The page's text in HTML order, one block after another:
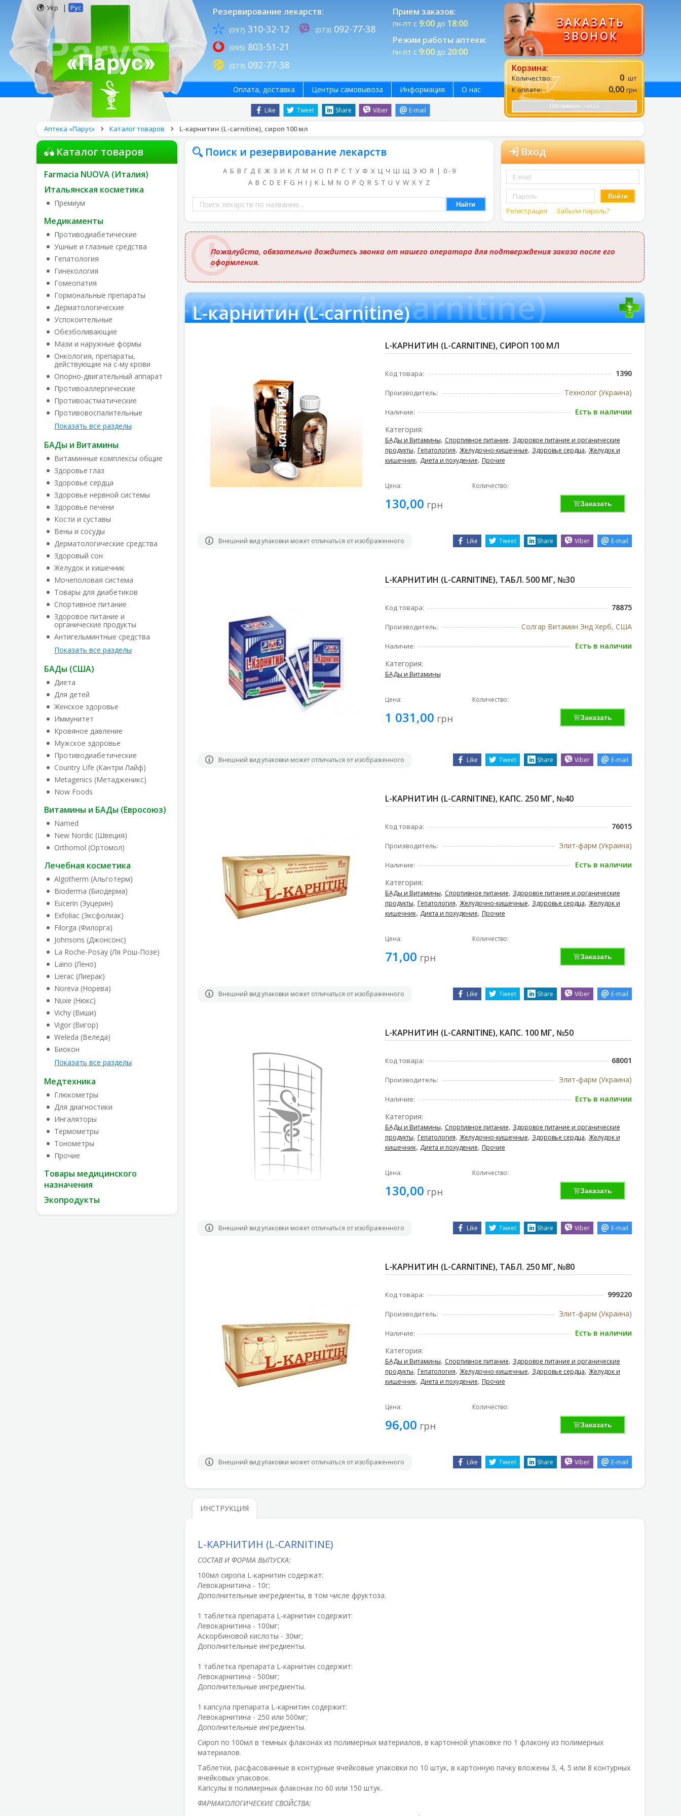
Укр | Рус Резервирование лекарств:
(097) 310-32-12
(095) 803-51-21
(073) 092-77-38
(073) 092-77-38
Прием заказов:
пн-пт с 9:00до 18:00
Режим работы аптеки:
пн-пт с 9:00до 20:00
ЗАКАЗАТЬ
ЗВОНОК
Корзина:
Количество: 0 шт
К оплате:
0,00 грн
Оформить заказ
Like Tweet Share Viber E-mail
Оплата, доставка Центры самовывоза Информация О нас
Аптека «Парус» Каталог товаров L-карнитин (L-carnitine), сироп 100 мл
Каталог товаров
Farmacia NUOVA (Италия)
Итальянская косметика
Премиум
Медикаменты
Противодиабетические
Ушные и глазные средства
Гепатология
Гинекология
Гомеопатия
Гормональные препараты
Дерматологические
Успокоительные
Обезболивающие
Мази и наружные формы
Онкология, препараты,
действующие на с-му крови
Опорно-двигательный аппарат
Противоаллергические
Противоастматические
Противовоспалительные
Показать все разделы
БАДы и Витамины
Витаминные комплексы общие
Здоровье глаз
Здоровье сердца
Здоровье нервной системы
Здоровье печени
Кости и суставы
Вены и сосуды
Дерматологические средства
Здоровый сон
Желудок и кишечник
Мочеполовая система
Товары для диабетиков
Спортивное питание
Здоровое питание и
органические продукты
Антигельминтные средства
Показать все разделы
БАДы (США)
Диета
Для детей
Женское здоровье
Иммунитет
Кровяное давление
Мужское здоровье
Противодиабетические
Country Life (Кантри Лайф)
Metagenics (Метадженикс)
Now Foods
Витамины и БАДы (Евросоюз)
Named
New Nordic (Швеция)
Orthomol (Ортомол)
Лечебная косметика
Algotherm (Альготерм)
Bioderma (Биодерма)
Eucerin (Эуцерин)
Exfoliac (Эксфолиак)
Filorga (Филорга)
Johnsons (Джонсонс)
La Roche-Posay (Ля Рош-Позе)
Laino (Лено)
Lierac (Лиерак)
Noreva (Норева)
Nuxe (Нюкс)
Vichy (Виши)
Vigor (Вигор)
Weleda (Веледа)
Биокон
Показать все разделы
Медтехника
Глюкометры
Для диагностики
Ингаляторы
Термометры
Тонометры
Прочие
Товары медицинского
назначения
Экопродукты
Поиск и резервирование лекарств
А Б В Г Д Е Ж З И К Л М Н О П Р С Т У Ф Х Ц Ч Ш Щ Э Ю Я | 0 - 9
A B C D E F G H I J K L M N O P Q R S T U V W X Y Z
Поиск
лекарств
по
названию
Найти
Вход
Войти
Регистрация Забыли пароль?
Пожалуйста, обязательно дождитесь звонка от нашего оператора для подтверждения заказа после его
оформления.
L-карнитин (L-carnitine)
L-карнитин (L-carnitine)
L-КАРНИТИН (L-CARNITINE), СИРОП 100 МЛ
Код товара: 1390
Производитель: Технолог (Украина)
Наличие:
Есть в наличии
Категория:
БАДы и Витамины, Спортивное питание, Здоровое питание и органические
продукты, Гепатология, Желудочно-кишечные, Здоровье сердца, Желудок и
кишечник, Диета и похудение, Прочие
Цена:
130,00 грн
Количество:
Заказать
Внешний вид упаковки может отличаться от изображенного Like Tweet Share Viber E-mail
L-КАРНИТИН (L-CARNITINE), ТАБЛ. 500 МГ, №30
Код товара: 78875
Производитель: Солгар Витамин Энд Херб, США
Наличие:
Есть в наличии
Категория:
БАДы и Витамины
Цена:
1 031,00 грн
Количество:
Заказать
Внешний вид упаковки может отличаться от изображенного Like Tweet Share Viber E-mail
L-КАРНИТИН (L-CARNITINE), КАПС. 250 МГ, №40
Код товара: 76015
Производитель: Элит-фарм (Украина)
Наличие:
Есть в наличии
Категория:
БАДы и Витамины, Спортивное питание, Здоровое питание и органические
продукты, Гепатология, Желудочно-кишечные, Здоровье сердца, Желудок и
кишечник, Диета и похудение, Прочие
Цена:
71,00 грн
Количество:
Заказать
Внешний вид упаковки может отличаться от изображенного Like Tweet Share Viber E-mail
L-КАРНИТИН (L-CARNITINE), КАПС. 100 МГ, №50
Код товара: 68001
Производитель: Элит-фарм (Украина)
Наличие:
Есть в наличии
Категория:
БАДы и Витамины, Спортивное питание, Здоровое питание и органические
продукты, Гепатология, Желудочно-кишечные, Здоровье сердца, Желудок и
кишечник, Диета и похудение, Прочие
Цена:
130,00 грн
Количество:
Заказать
Внешний вид упаковки может отличаться от изображенного Like Tweet Share Viber E-mail
L-КАРНИТИН (L-CARNITINE), ТАБЛ. 250 МГ, №80
Код товара: 999220
Производитель: Элит-фарм (Украина)
Наличие:
Есть в наличии
Категория:
БАДы и Витамины, Спортивное питание, Здоровое питание и органические
продукты, Гепатология, Желудочно-кишечные, Здоровье сердца, Желудок и
кишечник, Диета и похудение, Прочие
Цена:
96,00 грн
Количество:
Заказать
Внешний вид упаковки может отличаться от изображенного Like Tweet Share Viber E-mail
ИНСТРУКЦИЯ
L-КАРНИТИН (L-CARNITINE)
СОСТАВ И ФОРМА ВЫПУСКА:
100мл сиропа L-карнитин содержат:
Левокарнитина - 10г;
Дополнительные ингредиенты, в том числе фруктоза.
1 таблетка препарата L-карнитин содержит:
Левокарнитина - 100мг;
Аскорбиновой кислоты - 30мг;
Дополнительные ингредиенты.
1 таблетка препарата L-карнитин содержит:
Левокарнитина - 500мг;
Дополнительные ингредиенты.
1 капсула препарата L-карнитин содержит:
Левокарнитина - 250 или 500мг;
Дополнительные ингредиенты.
Сироп по 100мл в темных флаконах из полимерных материалов, в картонной упаковке по 1 флакону из полимерных
материалов.
Таблетки, расфасованные в контурные ячейковые упаковки по 10 штук, в картонную пачку вложены 3, 4, 5 или 8 контурных
ячейковых упаковок.
Капсулы в полимерных флаконах по 60 или 150 штук.
ФАРМАКОЛОГИЧЕСКИЕ СВОЙСТВА: